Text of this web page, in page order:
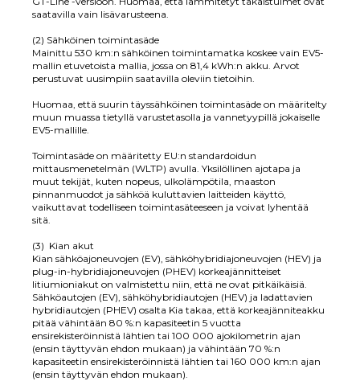
saatavilla vain lisävarusteena.
(2) Sähköinen toimintasäde
Mainittu 530 km:n sähköinen toimintamatka koskee vain EV5-
mallin etuvetoista mallia, jossa on 81,4 kWh:n akku. Arvot
perustuvat uusimpiin saatavilla oleviin tietoihin.
Huomaa, että suurin täyssähköinen toimintasäde on määritelty
muun muassa tietyllä varustetasolla ja vannetyypillä jokaiselle
EV5-mallille.
Toimintasäde on määritetty EU:n standardoidun
mittausmenetelmän (WLTP) avulla. Yksilöllinen ajotapa ja
muut tekijät, kuten nopeus, ulkolämpötila, maaston
pinnanmuodot ja sähköä kuluttavien laitteiden käyttö,
vaikuttavat todelliseen toimintasäteeseen ja voivat lyhentää
sitä.
(3) Kian akut
Kian sähköajoneuvojen (EV), sähköhybridiajoneuvojen (HEV) ja
plug-in-hybridiajoneuvojen (PHEV) korkeajännitteiset
litiumioniakut on valmistettu niin, että ne ovat pitkäikäisiä.
Sähköautojen (EV), sähköhybridiautojen (HEV) ja ladattavien
hybridiautojen (PHEV) osalta Kia takaa, että korkeajänniteakku
pitää vähintään 80 %:n kapasiteetin 5 vuotta
ensirekisteröinnistä lähtien tai 100 000 ajokilometrin ajan
(ensin täyttyvän ehdon mukaan) ja vähintään 70 %:n
kapasiteetin ensirekisteröinnistä lähtien tai 160 000 km:n ajan
(ensin täyttyvän ehdon mukaan).